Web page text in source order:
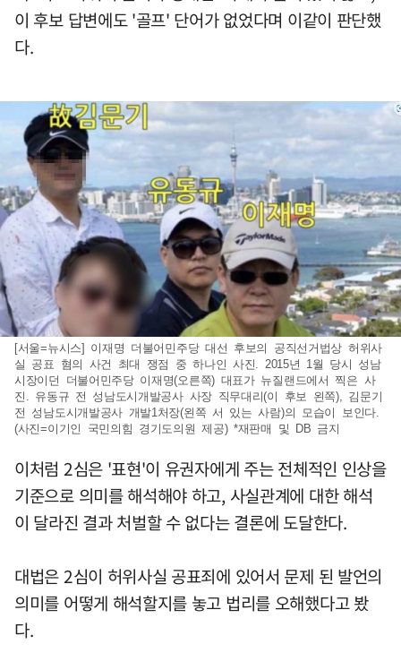
이 후보 답변에도 '골프' 단어가 없었다며 이같이 판단했
다.
[서울=뉴시스] 이재명 더불어민주당 대선 후보의 공직선거법상 허위사
실 공표 혐의 사건 최대 쟁점 중 하나인 사진. 2015년 1월 당시 성남
시장이던 더불어민주당 이재명(오른쪽) 대표가 뉴질랜드에서 찍은 사
진. 유동규 전 성남도시개발공사 사장 직무대리(이 후보 왼쪽), 김문기
전 성남도시개발공사 개발1처장(왼쪽 서 있는 사람)의 모습이 보인다.
(사진=이기인 국민의힘 경기도의원 제공) *재판매 및 DB 금지
이처럼 2심은 '표현'이 유권자에게 주는 전체적인 인상을
기준으로 의미를 해석해야 하고, 사실관계에 대한 해석
이 달라진 결과 처벌할 수 없다는 결론에 도달한다.
대법은 2심이 허위사실 공표죄에 있어서 문제 된 발언의
의미를 어떻게 해석할지를 놓고 법리를 오해했다고 봤
다.